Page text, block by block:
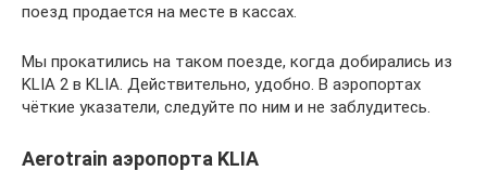
поезд продается на месте в кассах.
Мы прокатились на таком поезде, когда добирались из
KLIA 2 в KLIA. Действительно, удобно. В аэропортах
чёткие указатели, следуйте по ним и не заблудитесь.
Aerotrain аэропорта KLIA